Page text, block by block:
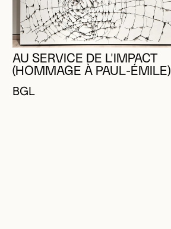
AU SERVICE DE L'IMPACT
(HOMMAGE À PAUL-ÉMILE)
BGL